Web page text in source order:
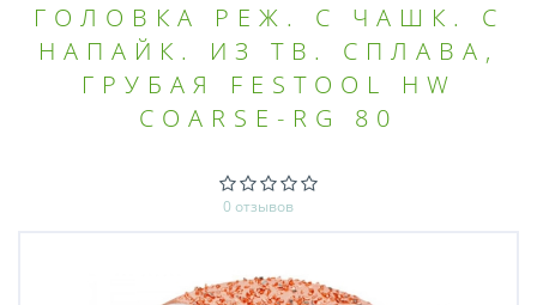
ГОЛОВКА РЕЖ. С ЧАШК. С
НАПАЙК. ИЗ ТВ. СПЛАВА,
ГРУБАЯ FESTOOL HW
COARSE-RG 80
0 отзывов